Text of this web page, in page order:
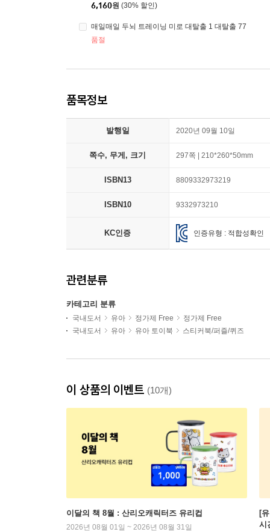
6,160원 (30% 할인)
매일매일 두뇌 트레이닝 미로 대탈출 1 대탈출 77
품절
품목정보
발행일 2020년 09월 10일
쪽수, 무게, 크기 297쪽 | 210*260*50mm
ISBN13 8809332973219
ISBN10 9332973210
KC인증 인증유형 : 적합성확인
관련분류
카테고리 분류
국내도서 유아 정가제 Free
정가제 Free
국내도서
유아 유아 토이북 스티커북/퍼즐/퀴즈
이 상품의 이벤트 (10개)
이달의 책 8월 : 산리오캐릭터즈 유리컵
2026년 08월 01일 ~ 2026년 08월 31일
[
시